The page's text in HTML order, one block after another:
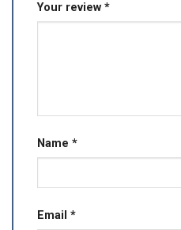
Your review *
Name *
Email *